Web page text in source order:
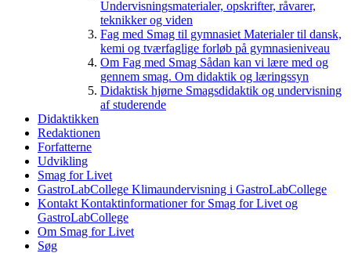
Undervisningsmaterialer, opskrifter, råvarer,
teknikker og viden
Fag med Smag til gymnasiet Materialer til dansk,
kemi og tværfaglige forløb på gymnasieniveau
Om Fag med Smag Sådan kan vi lære med og
gennem smag. Om didaktik og læringssyn
Didaktisk hjørne Smagsdidaktik og undervisning
af studerende
Didaktikken
Redaktionen
Forfatterne
Udvikling
Smag for Livet
GastroLabCollege Klimaundervisning i GastroLabCollege
Kontakt Kontaktinformationer for Smag for Livet og
GastroLabCollege
Om Smag for Livet
Søg